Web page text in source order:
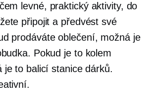
levné, praktickýaktivity, do
připojit a předvést své
prodáváte oblečení, možná je
Pokud je to kolem
je to balicí stanice dárků.